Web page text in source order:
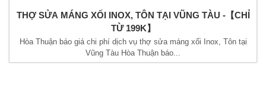
THỢ SỬA MÁNG XỐI INOX, TÔN TẠI VŨNG TÀU -【CHỈ
TỪ 199K】
Hòa Thuận báo giá chi phí dịch vụ thợ sửa máng xối Inox, Tôn tại
Vũng Tàu Hòa Thuận báo...